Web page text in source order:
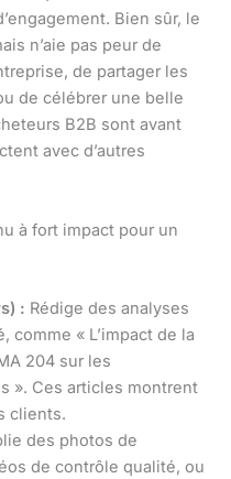
Bien sûr, le
n’aie pas peur de
de partager les
de célébrer une belle
B2B sont avant
avec d’autres
à fort impact pour un
: Rédige des analyses
comme « L’impact de la
204 sur les
». Ces articles montrent
clients.
des photos de
de contrôle qualité, ou